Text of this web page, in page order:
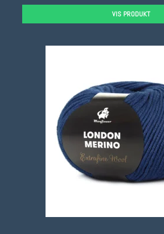
VIS PRODUKT